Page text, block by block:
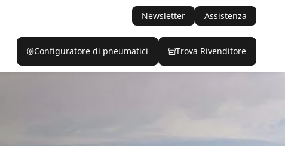
Newsletter Assistenza
Configuratore di pneumatici Trova Rivenditore